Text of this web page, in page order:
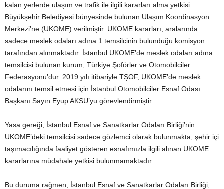
kalan yerlerde ulaşım ve trafik ile ilgili kararları alma yetkisi
Büyükşehir Belediyesi bünyesinde bulunan Ulaşım Koordinasyon
Merkezi’ne (UKOME) verilmiştir. UKOME kararları, aralarında
sadece meslek odaları adına 1 temsilcinin bulunduğu komisyon
tarafından alınmaktadır. İstanbul UKOME’de meslek odaları adına
temsilcisi bulunan kurum, Türkiye Şoförler ve Otomobilciler
Federasyonu’dur. 2019 yılı itibariyle TŞOF, UKOME’de meslek
odalarını temsil etmesi için İstanbul Otomobilciler Esnaf Odası
Başkanı Sayın Eyup AKSU’yu görevlendirmiştir.
Yasa gereği, İstanbul Esnaf ve Sanatkarlar Odaları Birliği’nin
UKOME’deki temsilcisi sadece gözlemci olarak bulunmakta, şehir içi
taşımacılığında faaliyet gösteren esnafımızla ilgili alınan UKOME
kararlarına müdahale yetkisi bulunmamaktadır.
Bu duruma rağmen, İstanbul Esnaf ve Sanatkarlar Odaları Birliği,